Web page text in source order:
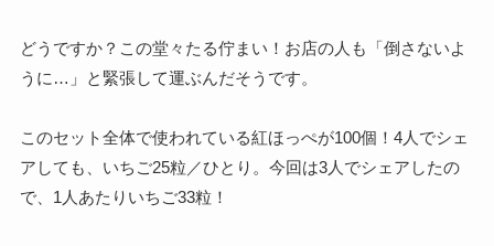
どうですか？この堂々たる佇まい！お店の人も「倒さないよ
うに…」と緊張して運ぶんだそうです。
このセット全体で使われている紅ほっぺが100個！4人でシェ
アしても、いちご25粒／ひとり。今回は3人でシェアしたの
で、1人あたりいちご33粒！